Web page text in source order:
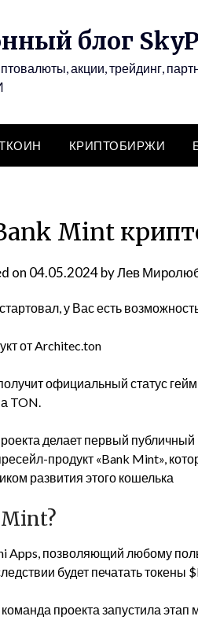
блог
акции, трейдинг,
КРИПТОБИРЖИ
Mint
on 04.05.2024byЛев
у Вас есть
от Architec.ton
официальный статус
TON.
делает первый
продукт «Bank Mint»,
развития этого кошелька
Apps, позволяющий любому
будет печатать токены
проекта запустила этап